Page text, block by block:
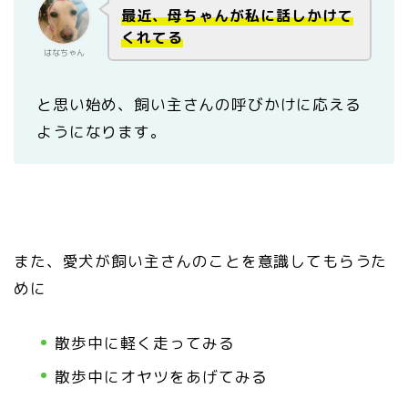
はなちゃん
最近、母ちゃんが私に話しかけて
くれてる
と思い始め、飼い主さんの呼びかけに応える
ようになります。
また、愛犬が飼い主さんのことを意識してもらうた
めに
散歩中に軽く走ってみる
散歩中にオヤツをあげてみる